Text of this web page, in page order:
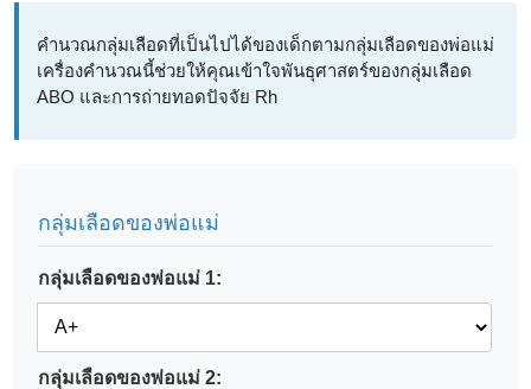
คำนวณกลุ่มเลือดที่เป็นไปได้ของเด็กตามกลุ่มเลือดของพ่อแม่
เครื่องคำนวณนี้ช่วยให้คุณเข้าใจพันธุศาสตร์ของกลุ่มเลือด
ABO และการถ่ายทอดปัจจัย Rh
กลุ่มเลือดของพ่อแม่
กลุ่มเลือดของพ่อแม่ 1:
กลุ่มเลือดของพ่อแม่ 2: